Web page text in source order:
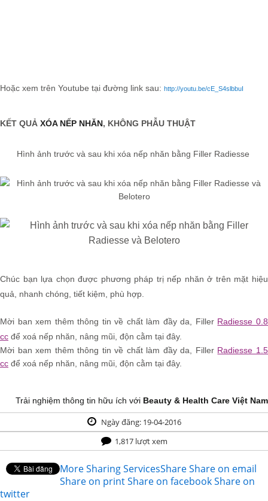
Hoặc xem trên Youtube tại đường link sau: http://youtu.be/cE_S4slbbuI
KẾT QUẢ XÓA NẾP NHĂN, KHÔNG PHẪU THUẬT
Hình ảnh trước và sau khi xóa nếp nhăn bằng Filler Radiesse
Chúc bạn lựa chọn được phương pháp trị nếp nhăn ở trên mặt hiệu
quả, nhanh chóng, tiết kiệm, phù hợp.
Mời ban xem thêm thông tin về chất làm đầy da, Filler Radiesse 0.8
cc để xoá nếp nhăn, nâng mũi, độn cằm tại đây.
Mời ban xem thêm thông tin về chất làm đầy da, Filler Radiesse 1.5
cc để xoá nếp nhăn, nâng mũi, độn cằm tại đây.
Trải nghiệm thông tin hữu ích với Beauty & Health Care Việt Nam
Ngày đăng: 19-04-2016
1,817 lượt xem
More Sharing ServicesShareShare on email
Share on printShare on facebookShare on
twitter